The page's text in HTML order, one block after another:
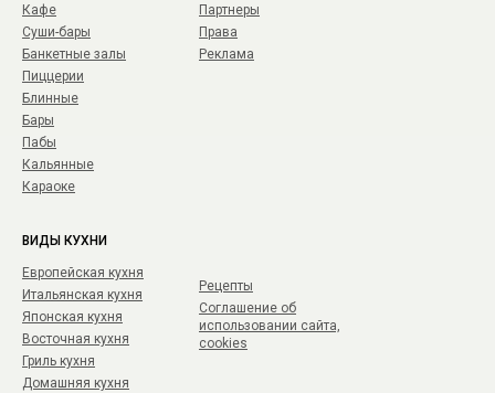
Кафе
Суши-бары
Банкетные залы
Пиццерии
Блинные
Бары
Пабы
Кальянные
Караоке
Партнеры
Права
Реклама
ВИДЫ КУХНИ
Европейская кухня
Итальянская кухня
Японская кухня
Восточная кухня
Гриль кухня
Домашняя кухня
Рецепты
Соглашение об
использовании сайта,
cookies